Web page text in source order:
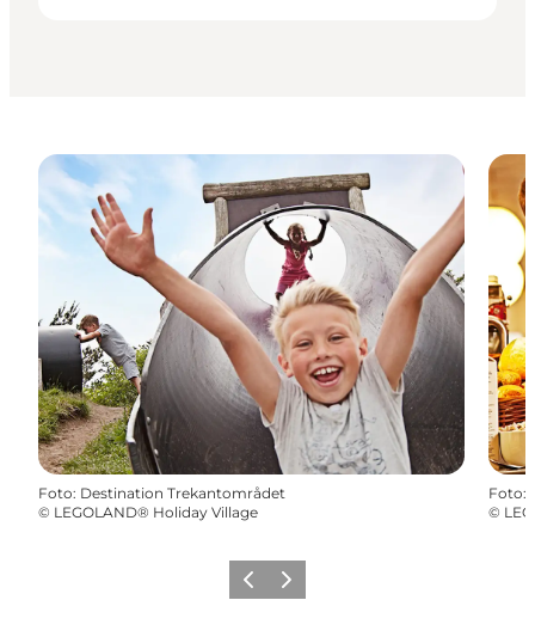
Foto: Destination Trekantområdet
© LEGOLAND® Holiday Village
Foto:
©
Vorherige Folie
Nächste Folie